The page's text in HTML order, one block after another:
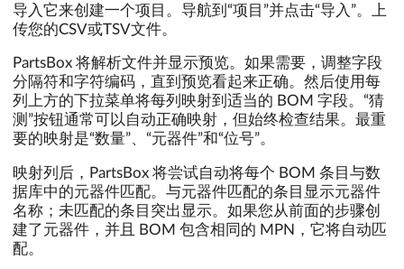
导入它来创建一个项目。导航到“项目”并点击“导入”。上
传您的CSV或TSV文件。
PartsBox 将解析文件并显示预览。如果需要，调整字段
分隔符和字符编码，直到预览看起来正确。然后使用每
列上方的下拉菜单将每列映射到适当的 BOM 字段。“猜
测”按钮通常可以自动正确映射，但始终检查结果。最重
要的映射是“数量”、“元器件”和“位号”。
映射列后，PartsBox 将尝试自动将每个 BOM 条目与数
据库中的元器件匹配。与元器件匹配的条目显示元器件
名称；未匹配的条目突出显示。如果您从前面的步骤创
建了元器件，并且 BOM 包含相同的 MPN，它将自动匹
配。